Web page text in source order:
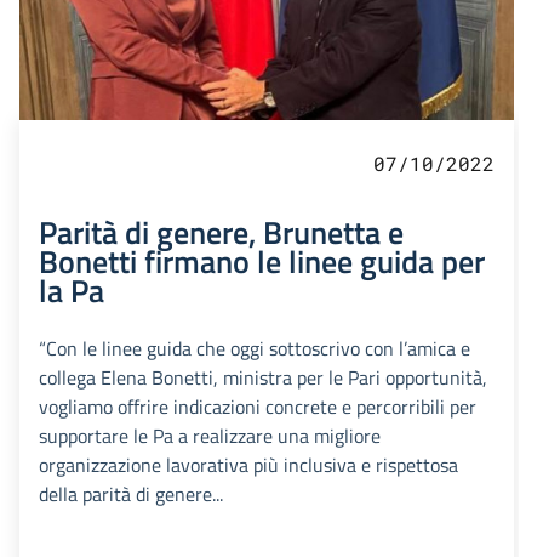
07/10/2022
Parità di genere, Brunetta e
Bonetti firmano le linee guida per
la Pa
“Con le linee guida che oggi sottoscrivo con l’amica e
collega Elena Bonetti, ministra per le Pari opportunità,
vogliamo offrire indicazioni concrete e percorribili per
supportare le Pa a realizzare una migliore
organizzazione lavorativa più inclusiva e rispettosa
della parità di genere...